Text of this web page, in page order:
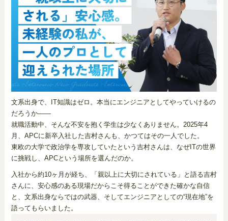
文系出身で、IT知識はゼロ。本当にエンジニアとしてやっていけるの
だろうか――
就職活動中、そんな不安を抱く学生は少なくありません。2025年4
月、APCに新卒入社した吉村さんも、かつてはその一人でした。
東欧の大学で政治学を専攻していたという吉村さんは、なぜITの世界
に挑戦し、APCという場所を選んだのか。
入社から約10ヶ月が経ち、「親以上に大切にされている」と語る吉村
さんに、安心感のある現場だからこそ得ることができた確かな自信
と、文系出身ならではの武器、そしてエンジニアとしての“現在地”を
語ってもらいました。